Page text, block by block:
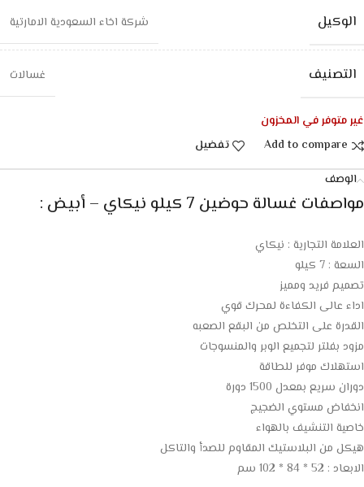
الوكيل شركة اخاء السعودية الامارتية
التصنيف غسالات
غير متوفر في المخزون
Add to compare
تفضيل
الوصف
مواصفات غسالة حوضين 7 كيلو نيكاي – أبيض :
العلامة التجارية : نيكاي
السعة : 7 كيلو
تصميم فريد ومميز
اداء عالى الكفاءة لمحرك قوي
القدرة على التخلص من البقع الصعبه
مزود بفلتر لتجميع الوبر والمنسوجات
استهلاك موفر للطاقة
دوران سريع بمعدل 1500 دورة
انخفاض مستوي الضجيج
خاصية التنشيف بالهواء
هيكل من البلاستيك المقاوم للصدأ والتاكل
الابعاد : 52 * 84 * 102 سم